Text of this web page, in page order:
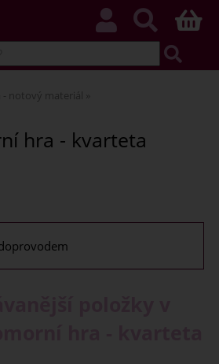
notový materiál
hra - kvarteta